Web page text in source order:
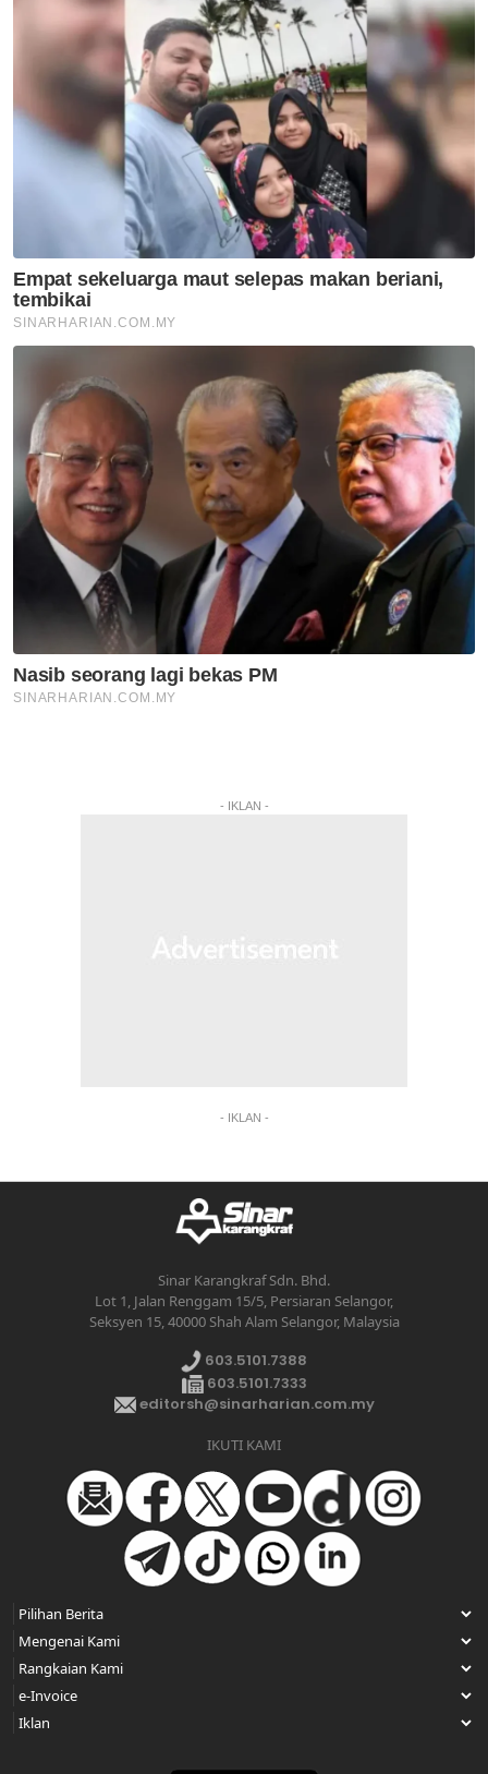
- IKLAN -
- IKLAN -
Sinar Karangkraf Sdn. Bhd.
Lot 1, Jalan Renggam 15/5, Persiaran Selangor,
Seksyen 15, 40000 Shah Alam Selangor, Malaysia
603.5101.7388
603.5101.7333
editorsh@sinarharian.com.my
IKUTI KAMI